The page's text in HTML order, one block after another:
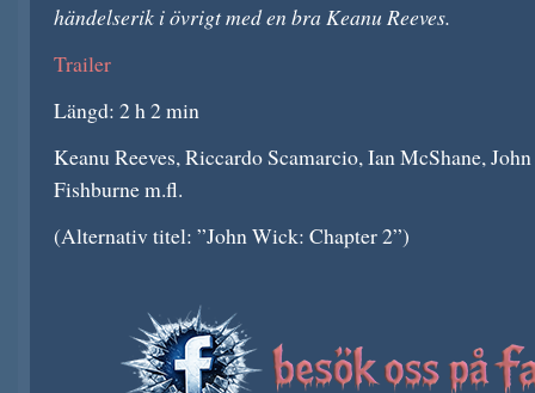
händelserik i övrigt med en bra Keanu Reeves.
Trailer
Längd: 2 h 2 min
Keanu Reeves, Riccardo Scamarcio, Ian McShane,
Fishburne m.fl.
(Alternativ titel: ”John Wick: Chapter 2”)